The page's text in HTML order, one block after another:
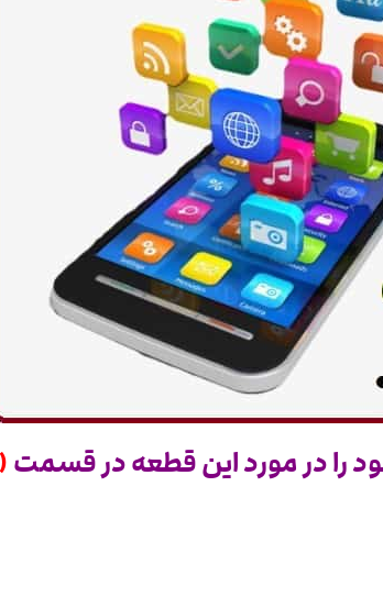
را در مورد این قطعه در قسمت